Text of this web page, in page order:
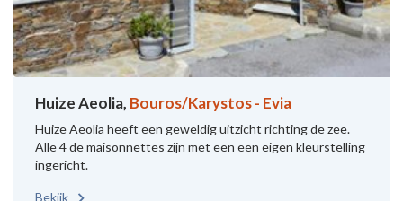
Huize Aeolia, Bouros/Karystos - Evia
Huize Aeolia heeft een geweldig uitzicht richting de zee.
Alle 4 de maisonnettes zijn met een een eigen kleurstelling
ingericht.
Bekijk